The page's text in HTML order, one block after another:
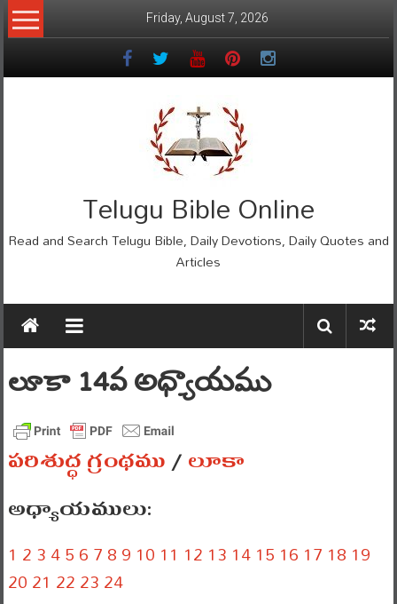
Skip
to
Friday, August 7, 2026
Telugu Bible Online
Read and Search Telugu Bible, Daily Devotions, Daily Quotes and
Articles
లూకా 14వ అధ్యాయము
పరిశుద్ధ గ్రంథము/లూకా
అధ్యాయములు:
1 23456789 10 11 12 13 1415 16 17 18 19
2021 222324